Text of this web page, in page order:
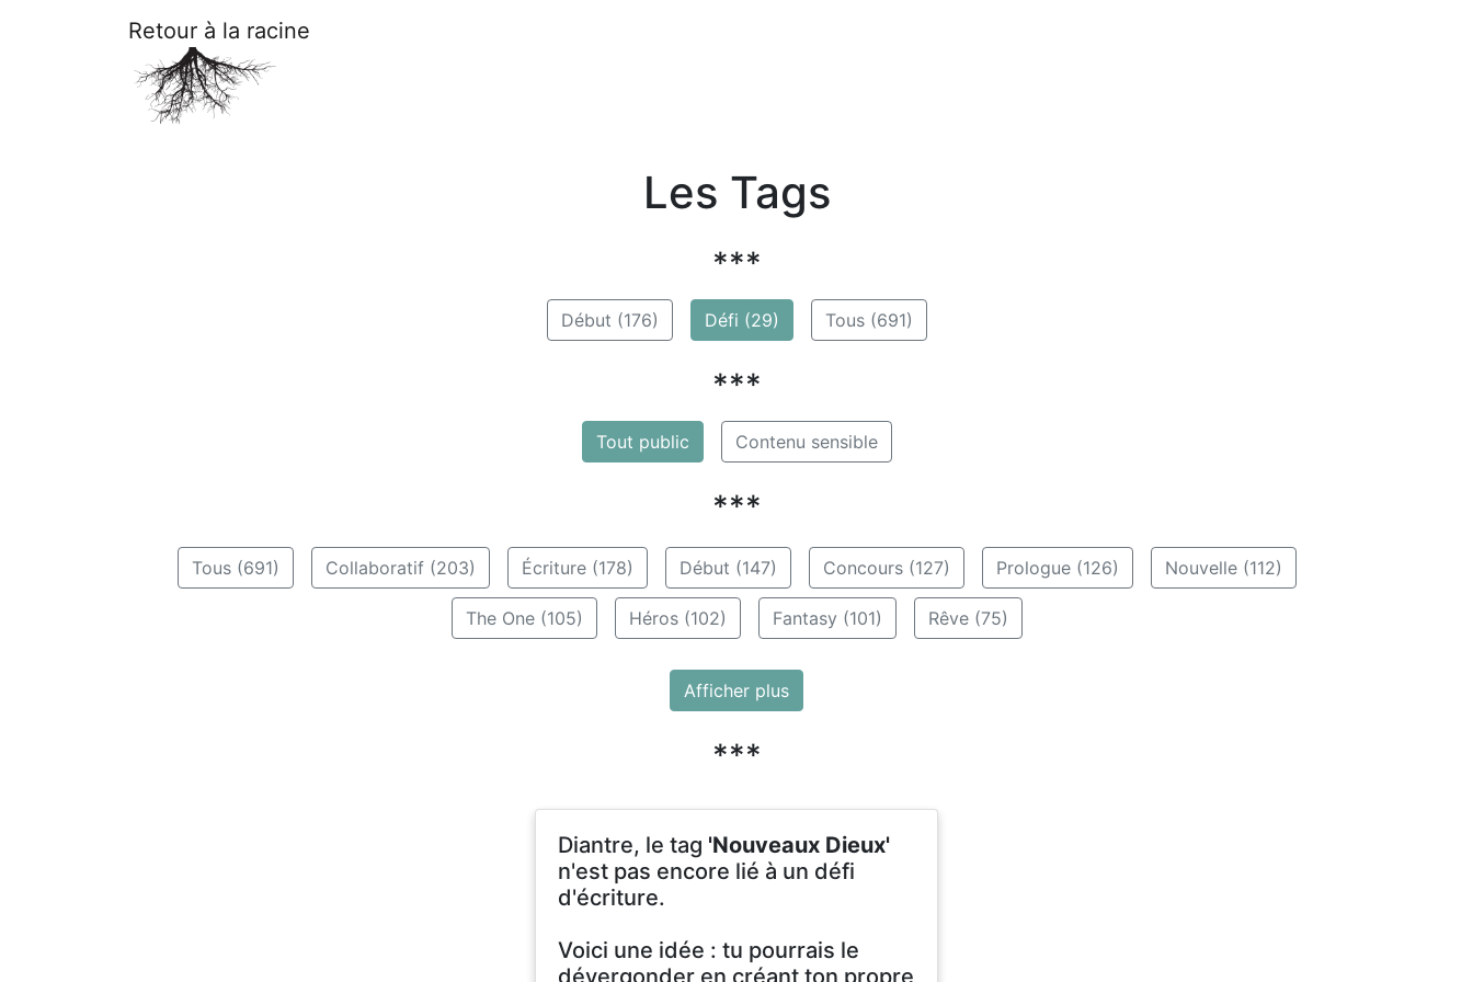
Retour à la racine
Les Tags
***
Début (176) Défi (29) Tous (691)
***
Tout public Contenu sensible
***
Tous (691) Collaboratif (203) Écriture (178) Début (147) Concours (127) Prologue (126) Nouvelle (112)
The One (105) Héros (102) Fantasy (101) Rêve (75)
Afficher plus
***
Diantre, le tag 'Nouveaux Dieux'
n'est pas encore lié à un défi
d'écriture.
Voici une idée : tu pourrais le
dévergonder en créant ton propre